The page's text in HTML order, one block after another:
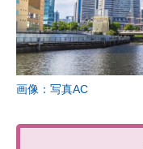
画像：写真AC